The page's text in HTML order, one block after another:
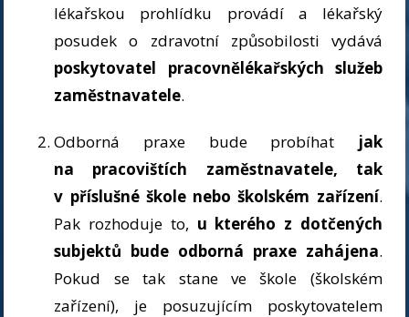
lékařskou prohlídku provádí a lékařský
posudek o zdravotní způsobilosti vydává
poskytovatel pracovnělékařských služeb
zaměstnavatele.
Odborná praxe bude probíhat
jak
na pracovištích zaměstnavatele, tak
v příslušné škole nebo školském zařízení.
Pak rozhoduje to, u kterého z dotčených
subjektů bude odborná praxe zahájena.
Pokud se tak stane ve škole (školském
zařízení), je posuzujícím poskytovatelem